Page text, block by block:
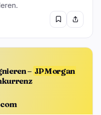
– JPMorgan